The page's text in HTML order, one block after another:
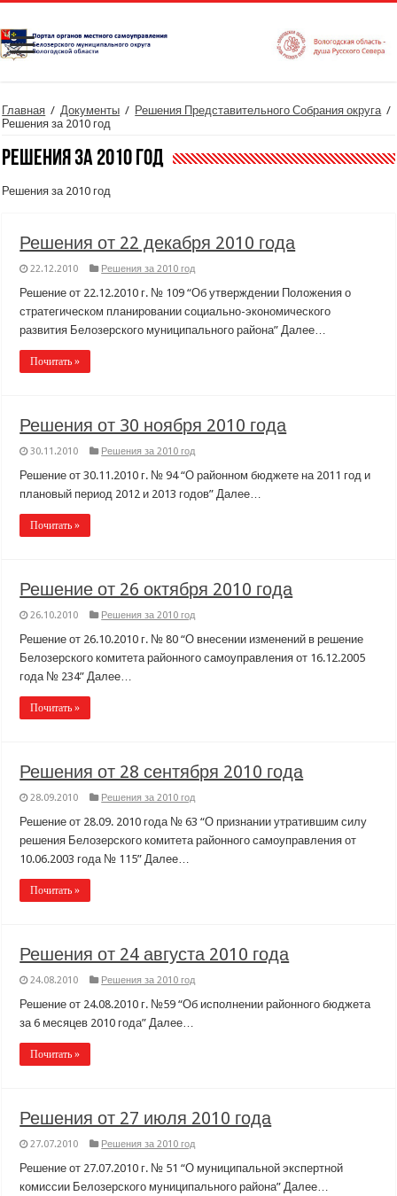
Главная / Документы / Решения Представительного Собрания округа /
Решения за 2010 год
Решения за 2010 год
Решения за 2010 год
Решения от 22 декабря 2010 года
22.12.2010 Решения за 2010 год
Решение от 22.12.2010 г. № 109 “Об утверждении Положения о
стратегическом планировании социально-экономического
развития Белозерского муниципального района” Далее…
Почитать »
Решения от 30 ноября 2010 года
30.11.2010 Решения за 2010 год
Решение от 30.11.2010 г. № 94 “О районном бюджете на 2011 год и
плановый период 2012 и 2013 годов” Далее…
Почитать »
Решение от 26 октября 2010 года
26.10.2010 Решения за 2010 год
Решение от 26.10.2010 г. № 80 “О внесении изменений в решение
Белозерского комитета районного самоуправления от 16.12.2005
года № 234” Далее…
Почитать »
Решения от 28 сентября 2010 года
28.09.2010 Решения за 2010 год
Решение от 28.09. 2010 года № 63 “О признании утратившим силу
решения Белозерского комитета районного самоуправления от
10.06.2003 года № 115” Далее…
Почитать »
Решения от 24 августа 2010 года
24.08.2010 Решения за 2010 год
Решение от 24.08.2010 г. №59 “Об исполнении районного бюджета
за 6 месяцев 2010 года” Далее…
Почитать »
Решения от 27 июля 2010 года
27.07.2010 Решения за 2010 год
Решение от 27.07.2010 г. № 51 “О муниципальной экспертной
комиссии Белозерского муниципального района” Далее…